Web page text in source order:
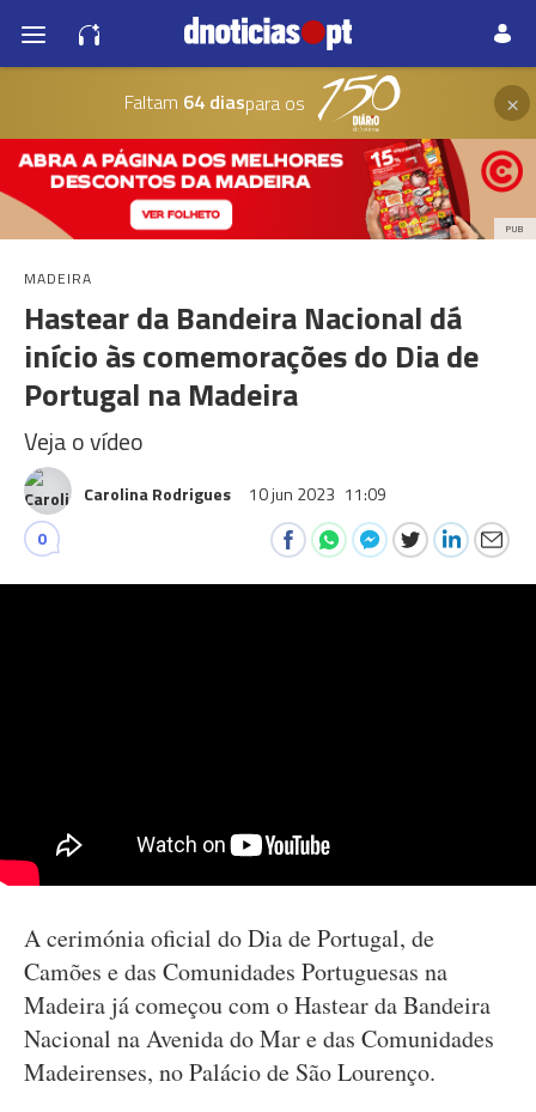
Faltam 64 diaspara os ×
PUB
MADEIRA
Hastear da Bandeira Nacional dá
início às comemorações do Dia de
Portugal na Madeira
Veja o vídeo
Carolina Rodrigues 10 jun 2023 11:09
0
A cerimónia oficial do Dia de Portugal, de
Camões e das Comunidades Portuguesas na
Madeira já começou com o Hastear da Bandeira
Nacional na Avenida do Mar e das Comunidades
Madeirenses, no Palácio de São Lourenço.